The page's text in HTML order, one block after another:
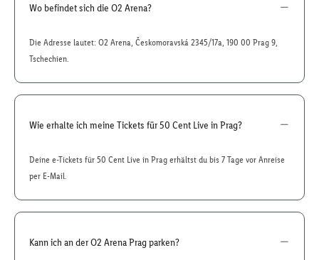
Wo befindet sich die O2 Arena?
Die Adresse lautet: O2 Arena, Českomoravská 2345/17a, 190 00 Prag 9,
Tschechien.
Wie erhalte ich meine Tickets für 50 Cent Live in Prag?
Deine e-Tickets für 50 Cent Live in Prag erhältst du bis 7 Tage vor Anreise
per E-Mail.
Kann ich an der O2 Arena Prag parken?